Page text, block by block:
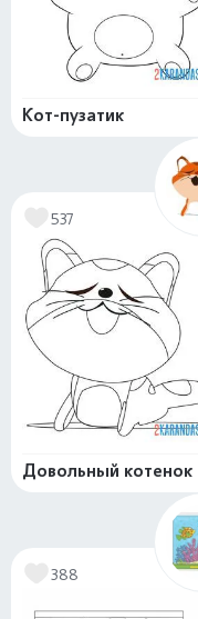
Кот-пузатик
537
Довольный котенок
388